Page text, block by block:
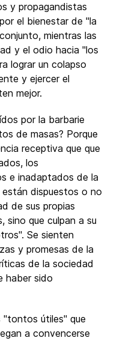
y propagandistas
el bienestar de "la
mientras las
y el odio hacia "los
lograr un colapso
y ejercer el
mejor.
por la barbarie
de masas? Porque
receptiva que que
los
e inadaptados de la
dispuestos o no
de sus propias
sino que culpan a su
Se sienten
y promesas de la
de la sociedad
haber sido
"tontos útiles" que
a convencerse